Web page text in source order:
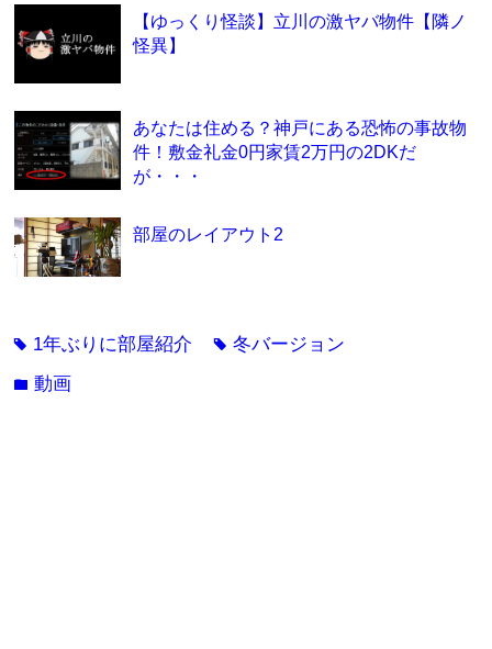
【ゆっくり怪談】立川の激ヤバ物件【隣ノ
怪異】
あなたは住める？神戸にある恐怖の事故物
件！敷金礼金0円家賃2万円の2DKだ
が・・・
部屋のレイアウト2
tag 1年ぶりに部屋紹介 tag冬バージョン
folder動画